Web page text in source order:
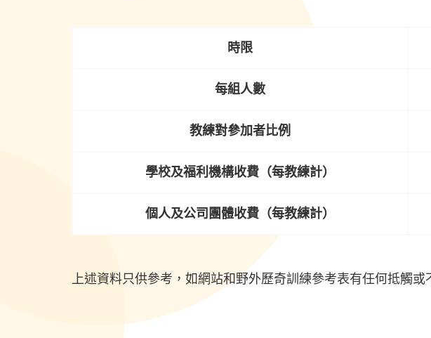
時限
每組人數
教練對參加者比例
學校及福利機構收費（每教練計）
個人及公司團體收費（每教練計）
上述資料只供參考，如網站和野外歷奇訓練參考表有任何抵觸或